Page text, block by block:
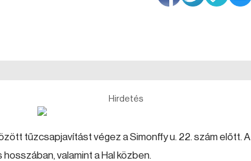
Hirdetés
tűzcsapjavítást végez a Simonffy u. 22. szám előtt. A
valamint a Hal közben.